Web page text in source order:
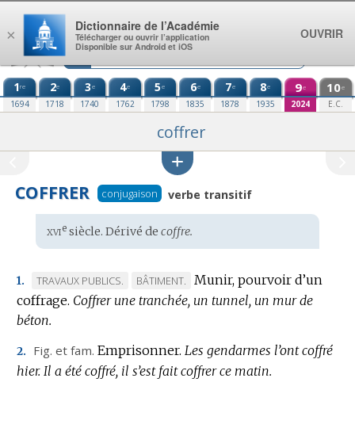
Aller au contenu
1re
1694
2e
1718
3e
1740
4e
1762
5e
1798
6e
1835
7e
1878
8e
1935
9e
2024
10e
E.C.
coffrer
COFFRER conjugaison verbe transitif
Étymologie
:
xviesiècle. Dérivé de coffre.
1.
MARQUE
DE
DOMAINE
TRAVAUX PUBLICS.
MARQUE
DE
BÂTIMENT.
Munir, pourvoir d’un
coffrage. Coffrer une tranchée, un tunnel, un mur de
béton.
2. Fig. et fam. Emprisonner. Les gendarmes l’ont coffré
hier. Il a été coffré, il s’est fait coffrer ce matin.
×
Dictionnaire de l’Académie
Télécharger ou ouvrir l’application
Disponible sur Android et iOS
OUVRIR